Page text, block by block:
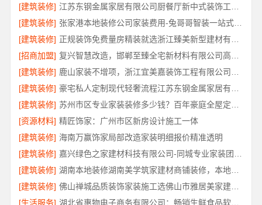
[建筑装修]
[建筑装修]
张家港本地装修公司家装费用-兔哥哥智装一站式全包
[建筑装修]
[招商加盟]
[建筑装修]
[建筑装修]
[建筑装修]
[资源材料] 精匠饰家：广州市区新房设计施工一体
[建筑装修] 海南万赢饰家局部改造家装明细报价精准透明
[建筑装修]
[建筑装修]
[建筑装修]
佛山禅城品质装饰家装施工选佛山市雅居美家建筑装饰工程有限公司
[生活服务]
湖北省惠物电子商务有限公司：畅销生鲜食品软件功能全解析